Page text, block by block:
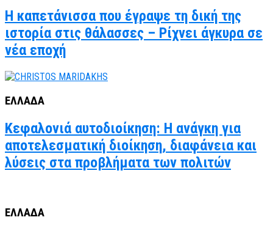
Η καπετάνισσα που έγραψε τη δική της
ιστορία στις θάλασσες – Ρίχνει άγκυρα σε
νέα εποχή
ΕΛΛΑΔΑ
Κεφαλονιά αυτοδιοίκηση: Η ανάγκη για
αποτελεσματική διοίκηση, διαφάνεια και
λύσεις στα προβλήματα των πολιτών
ΕΛΛΑΔΑ